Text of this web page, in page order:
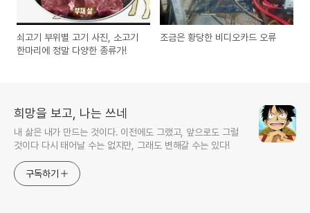
쇠고기 부위별 고기 사진, 소고기
한마리에 정말 다양한 종류가!
조금은 황당한 비디오카드 오류
희망을 보고, 나는 쓰네
내 삶은 내가 만드는 것이다. 이전에도 그랬고, 앞으로도 그럴
것이다 다시 태어날 수는 없지만, 그래도 변해갈 수는 있다!
구독하기